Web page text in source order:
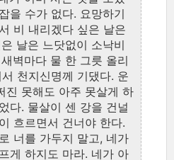
을 수가 없다. 요망하기
비 내리겠다 싶은 날은
날은 느닷없이 소낙비
벽마다 물 한 그릇 올리
천지신명께 기댔다. 운
진 못해도 아주 못살게 하
다. 물살이 센 강을 건널
흐르면서 건너야 한다.
너를 가두지 말고, 네가
게 하지도 마라. 네가 아